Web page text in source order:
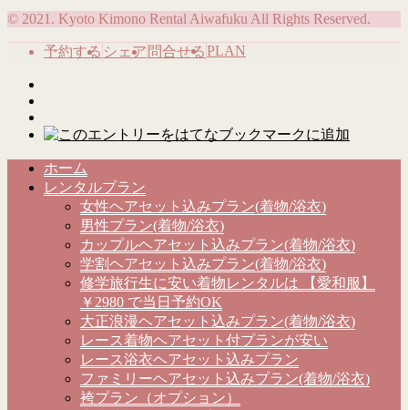
© 2021. Kyoto Kimono Rental Aiwafuku All Rights Reserved.
予約する シェア 問合せるPLAN
ホーム
レンタルプラン
女性ヘアセット込みプラン(着物/浴衣)
男性プラン(着物/浴衣)
カップルヘアセット込みプラン(着物/浴衣)
学割ヘアセット込みプラン(着物/浴衣)
修学旅行生に安い着物レンタルは 【愛和服】
￥2980 で当日予約OK
大正浪漫ヘアセット込みプラン(着物/浴衣)
レース着物ヘアセット付プランが安い
レース浴衣ヘアセット込みプラン
ファミリーヘアセット込みプラン(着物/浴衣)
袴プラン（オプション）